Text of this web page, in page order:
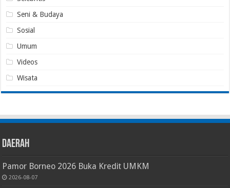
Seni & Budaya
Sosial
Umum
Videos
Wisata
Daerah
Pamor Borneo 2026 Buka Kredit UMKM
2026-08-07